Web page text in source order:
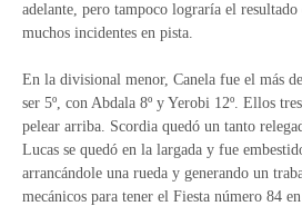
adelante, pero tampoco lograría el resultado
muchos incidentes en pista.
En la divisional menor, Canela fue el más
ser 5º, con Abdala 8º y Yerobi 12º. Ellos
pelear arriba. Scordia quedó un tanto
Lucas se quedó en la largada y fue
arrancándole una rueda y generando un
mecánicos para tener el Fiesta número 84